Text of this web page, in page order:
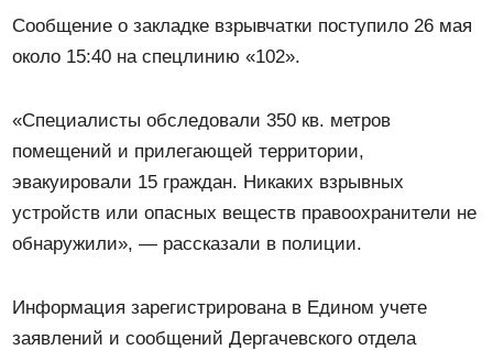
Сообщение о закладке взрывчатки поступило 26 мая
около 15:40 на спецлинию «102».
«Специалисты обследовали 350 кв. метров
помещений и прилегающей территории,
эвакуировали 15 граждан. Никаких взрывных
устройств или опасных веществ правоохранители не
обнаружили», — рассказали в полиции.
Информация зарегистрирована в Едином учете
заявлений и сообщений Дергачевского отдела